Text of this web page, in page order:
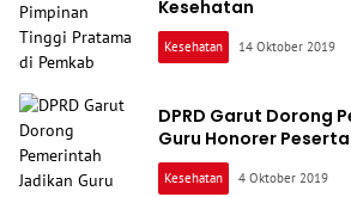
Kesehatan
Kesehatan 14 Oktober 2019
DPRD Garut Dorong
Guru Honorer
Kesehatan 4 Oktober 2019